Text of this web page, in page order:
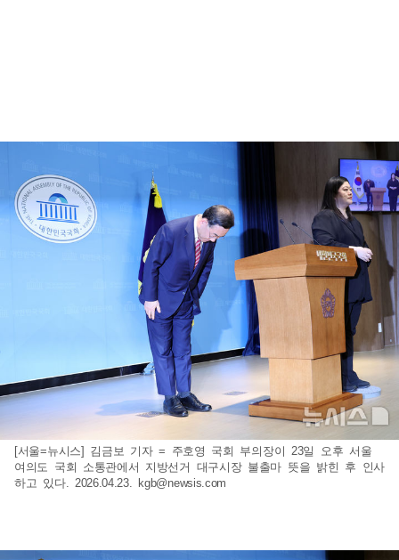
[서울=뉴시스] 김금보 기자 = 주호영 국회 부의장이 23일 오후 서울
여의도 국회 소통관에서 지방선거 대구시장 불출마 뜻을 밝힌 후 인사
하고 있다. 2026.04.23. kgb@newsis.com